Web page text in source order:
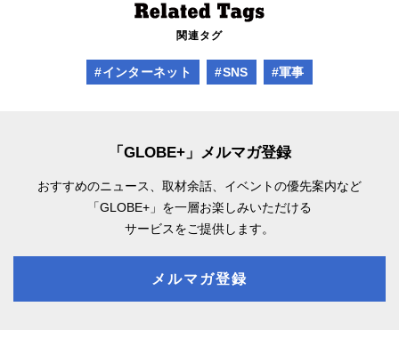
関連タグ
#インターネット #SNS #軍事
「GLOBE+」メルマガ登録
おすすめのニュース、取材余話、 イベントの優先案内など
「GLOBE+」を一層お楽しみいただける
サービスをご提供します。
メルマガ登録